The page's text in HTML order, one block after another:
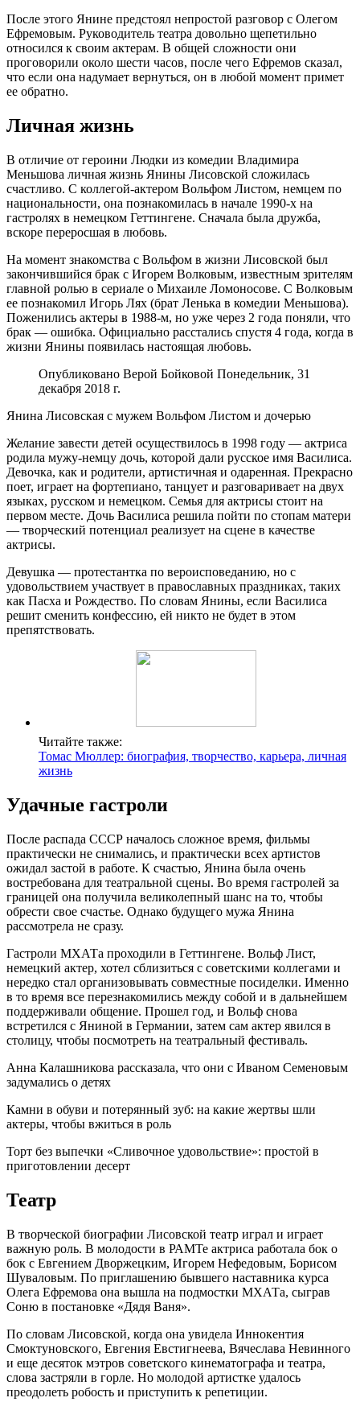
После этого Янине предстоял непростой разговор с Олегом
Ефремовым. Руководитель театра довольно щепетильно
относился к своим актерам. В общей сложности они
проговорили около шести часов, после чего Ефремов сказал,
что если она надумает вернуться, он в любой момент примет
ее обратно.
Личная жизнь
В отличие от героини Людки из комедии Владимира
Меньшова личная жизнь Янины Лисовской сложилась
счастливо. С коллегой-актером Вольфом Листом, немцем по
национальности, она познакомилась в начале 1990-х на
гастролях в немецком Геттингене. Сначала была дружба,
вскоре переросшая в любовь.
На момент знакомства с Вольфом в жизни Лисовской был
закончившийся брак с Игорем Волковым, известным зрителям
главной ролью в сериале о Михаиле Ломоносове. С Волковым
ее познакомил Игорь Лях (брат Ленька в комедии Меньшова).
Поженились актеры в 1988-м, но уже через 2 года поняли, что
брак — ошибка. Официально расстались спустя 4 года, когда в
жизни Янины появилась настоящая любовь.
Опубликовано Верой Бойковой Понедельник, 31
декабря 2018 г.
Янина Лисовская с мужем Вольфом Листом и дочерью
Желание завести детей осуществилось в 1998 году — актриса
родила мужу-немцу дочь, которой дали русское имя Василиса.
Девочка, как и родители, артистичная и одаренная. Прекрасно
поет, играет на фортепиано, танцует и разговаривает на двух
языках, русском и немецком. Семья для актрисы стоит на
первом месте. Дочь Василиса решила пойти по стопам матери
— творческий потенциал реализует на сцене в качестве
актрисы.
Девушка — протестантка по вероисповеданию, но с
удовольствием участвует в православных праздниках, таких
как Пасха и Рождество. По словам Янины, если Василиса
решит сменить конфессию, ей никто не будет в этом
препятствовать.
Читайте также:
Томас Мюллер: биография, творчество, карьера, личная
жизнь
Удачные гастроли
После распада СССР началось сложное время, фильмы
практически не снимались, и практически всех артистов
ожидал застой в работе. К счастью, Янина была очень
востребована для театральной сцены. Во время гастролей за
границей она получила великолепный шанс на то, чтобы
обрести свое счастье. Однако будущего мужа Янина
рассмотрела не сразу.
Гастроли МХАТа проходили в Геттингене. Вольф Лист,
немецкий актер, хотел сблизиться с советскими коллегами и
нередко стал организовывать совместные посиделки. Именно
в то время все перезнакомились между собой и в дальнейшем
поддерживали общение. Прошел год, и Вольф снова
встретился с Яниной в Германии, затем сам актер явился в
столицу, чтобы посмотреть на театральный фестиваль.
Анна Калашникова рассказала, что они с Иваном Семеновым
задумались о детях
Камни в обуви и потерянный зуб: на какие жертвы шли
актеры, чтобы вжиться в роль
Торт без выпечки «Сливочное удовольствие»: простой в
приготовлении десерт
Театр
В творческой биографии Лисовской театр играл и играет
важную роль. В молодости в РАМТе актриса работала бок о
бок с Евгением Дворжецким, Игорем Нефедовым, Борисом
Шуваловым. По приглашению бывшего наставника курса
Олега Ефремова она вышла на подмостки МХАТа, сыграв
Соню в постановке «Дядя Ваня».
По словам Лисовской, когда она увидела Иннокентия
Смоктуновского, Евгения Евстигнеева, Вячеслава Невинного
и еще десяток мэтров советского кинематографа и театра,
слова застряли в горле. Но молодой артистке удалось
преодолеть робость и приступить к репетиции.